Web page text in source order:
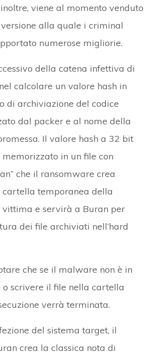
viene al momento venduto
alla quale i criminal
numerose migliorie.
della catena infettiva di
calcolare un valore hash in
di archiviazione del codice
dal packer e al nome della
Il valore hash a 32 bit
in un file con
che il ransomware crea
cartella temporanea della
e servirà a Buran per
dei file archiviati nell’hard
che se il malware non è in
scrivere il file nella cartella
verrà terminata.
del sistema target, il
crea la classica nota di